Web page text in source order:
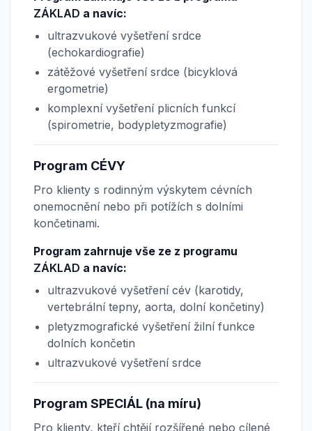
ZÁKLAD a navíc:
ultrazvukové vyšetření srdce
(echokardiografie)
zátěžové vyšetření srdce (bicyklová
ergometrie)
komplexní vyšetření plicních funkcí
(spirometrie, bodypletyzmografie)
Program CÉVY
Pro klienty s rodinným výskytem cévních
onemocnění nebo při potížích s dolními
končetinami.
Program zahrnuje vše ze z programu
ZÁKLAD a navíc:
ultrazvukové vyšetření cév (karotidy,
vertebrální tepny, aorta, dolní končetiny)
pletyzmografické vyšetření žilní funkce
dolních končetin
ultrazvukové vyšetření srdce
Program SPECIÁL (na míru)
Pro klienty, kteří chtějí rozšířené nebo cílené